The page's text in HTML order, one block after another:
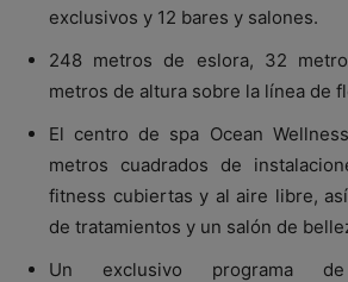
exclusivos y 12 bares y salones.
248 metros de eslora, 32
metros de altura sobre la línea de
El centro de spa Ocean
metros cuadrados de
fitness cubiertas y al aire libre,
de tratamientos y un salón de
Un exclusivo programa de